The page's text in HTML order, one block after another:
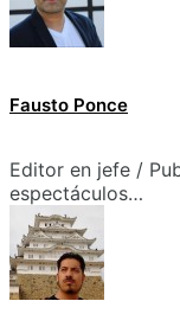
Fausto Ponce
Editor en jefe /
espectáculos…